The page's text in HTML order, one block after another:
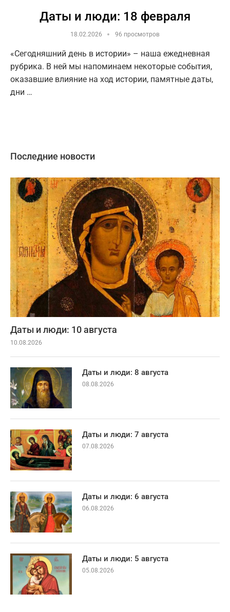
Даты и люди: 18 февраля
18.02.2026 96 просмотров
«Сегодняшний день в истории» – наша ежедневная
рубрика. В ней мы напоминаем некоторые события,
оказавшие влияние на ход истории, памятные даты,
дни …
Последние новости
Даты и люди: 10 августа
10.08.2026
Даты и люди: 8 августа
08.08.2026
Даты и люди: 7 августа
07.08.2026
Даты и люди: 6 августа
06.08.2026
Даты и люди: 5 августа
05.08.2026